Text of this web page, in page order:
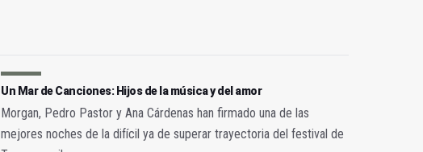
Un Mar de Canciones: Hijos de la música y del amor
Morgan, Pedro Pastor y Ana Cárdenas han firmado una de las
mejores noches de la difícil ya de superar trayectoria del festival de